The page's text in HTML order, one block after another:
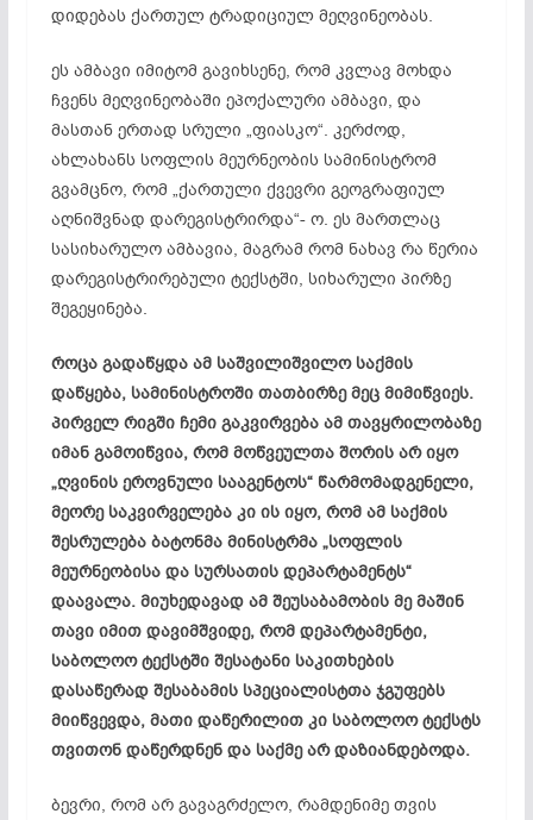
დიდებას ქართულ ტრადიციულ მეღვინეობას.
ეს ამბავი იმიტომ გავიხსენე, რომ კვლავ მოხდა
ჩვენს მეღვინეობაში ეპოქალური ამბავი, და
მასთან ერთად სრული „ფიასკო“. კერძოდ,
ახლახანს სოფლის მეურნეობის სამინისტრომ
გვამცნო, რომ „ქართული ქვევრი გეოგრაფიულ
აღნიშვნად დარეგისტრირდა“- ო. ეს მართლაც
სასიხარულო ამბავია, მაგრამ რომ ნახავ რა წერია
დარეგისტრირებული ტექსტში, სიხარული პირზე
შეგეყინება.
როცა გადაწყდა ამ საშვილიშვილო საქმის
დაწყება, სამინისტროში თათბირზე მეც მიმიწვიეს.
პირველ რიგში ჩემი გაკვირვება ამ თავყრილობაზე
იმან გამოიწვია, რომ მოწვეულთა შორის არ იყო
„ღვინის ეროვნული სააგენტოს“ წარმომადგენელი,
მეორე საკვირველება კი ის იყო, რომ ამ საქმის
შესრულება ბატონმა მინისტრმა „სოფლის
მეურნეობისა და სურსათის დეპარტამენტს“
დაავალა. მიუხედავად ამ შეუსაბამობის მე მაშინ
თავი იმით დავიმშვიდე, რომ დეპარტამენტი,
საბოლოო ტექსტში შესატანი საკითხების
დასაწერად შესაბამის სპეციალისტთა ჯგუფებს
მიიწვევდა, მათი დაწერილითკი საბოლოო ტექსტს
თვითონ დაწერდნენ და საქმე არ დაზიანდებოდა.
ბევრი, რომ არ გავაგრძელო, რამდენიმე თვის